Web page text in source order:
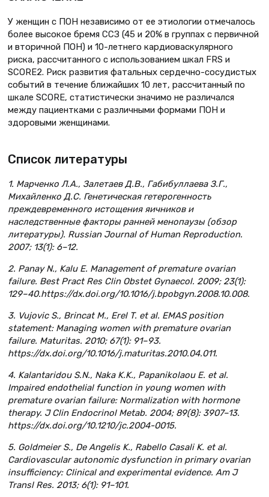
У женщин с ПОН независимо от ее этиологии отмечалось
более высокое бремя ССЗ (45 и 20% в группах с первичной
и вторичной ПОН) и 10-летнего кардиоваскулярного
риска, рассчитанного с использованием шкал FRS и
SCORE2. Риск развития фатальных сердечно-сосудистых
событий в течение ближайших 10 лет, рассчитанный по
шкале SCORE, статистически значимо не различался
между пациентками с различными формами ПОН и
здоровыми женщинами.
Список литературы
1. Марченко Л.А., Залетаев Д.В., Габибуллаева З.Г.,
Михайленко Д.С. Генетическая гетерогенность
преждевременного истощения яичников и
наследственные факторы ранней менопаузы (обзор
литературы). Russian Journal of Human Reproduction.
2007; 13(1): 6–12.
2. Panay N., Kalu E. Management of premature ovarian
failure. Best Pract Res Clin Obstet Gynaecol. 2009; 23(1):
129–40.https://dx.doi.org/10.1016/j.bpobgyn.2008.10.008.
3. Vujovic S., Brincat M., Erel T. et al. EMAS position
statement: Managing women with premature ovarian
failure. Maturitas. 2010; 67(1): 91–93.
https://dx.doi.org/10.1016/j.maturitas.2010.04.011.
4. Kalantaridou S.N., Naka K.K., Papanikolaou E. et al.
Impaired endothelial function in young women with
premature ovarian failure: Normalization with hormone
therapy. J Clin Endocrinol Metab. 2004; 89(8): 3907–13.
https://dx.doi.org/10.1210/jc.2004-0015.
5. Goldmeier S., De Angelis K., Rabello Casali K. et al.
Cardiovascular autonomic dysfunction in primary ovarian
insufficiency: Clinical and experimental evidence. Am J
Transl Res. 2013; 6(1): 91–101.